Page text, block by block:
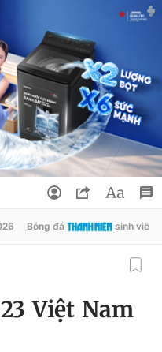
Bóng đá sinh viên
Việt Nam